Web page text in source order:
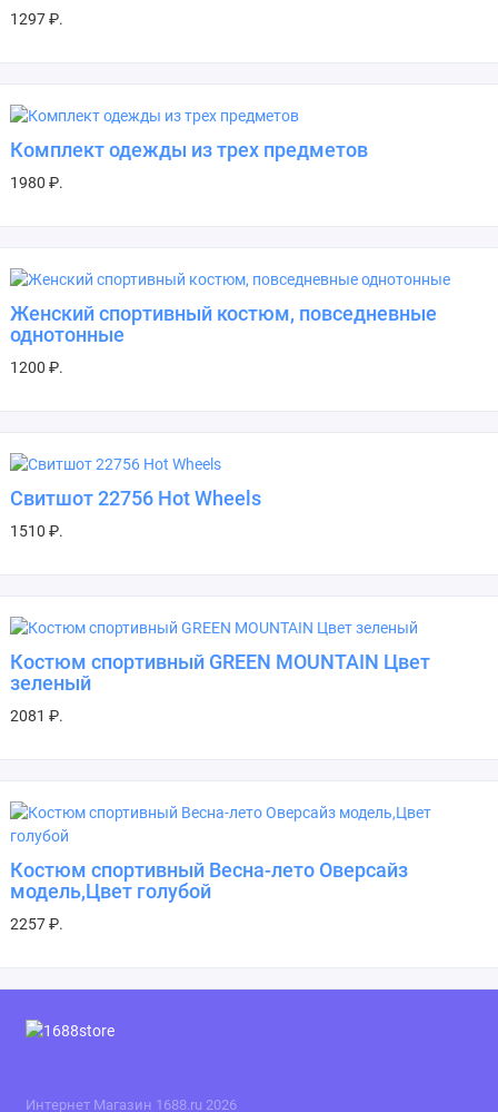
1297 ₽.
Комплект одежды из трех предметов
1980 ₽.
Женский спортивный костюм, повседневные
однотонные
1200 ₽.
Свитшот 22756 Hot Wheels
1510 ₽.
Костюм спортивный GREEN MOUNTAIN Цвет
зеленый
2081 ₽.
Костюм спортивный Весна-лето Оверсайз
модель,Цвет голубой
2257 ₽.
Интернет Магазин 1688.ru 2026